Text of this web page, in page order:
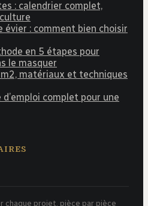
: calendrier complet,
évier : comment bien choisir
en 5 étapes pour
le masquer
m2, matériaux et techniques
complet pour une
projet, pièce par pièce